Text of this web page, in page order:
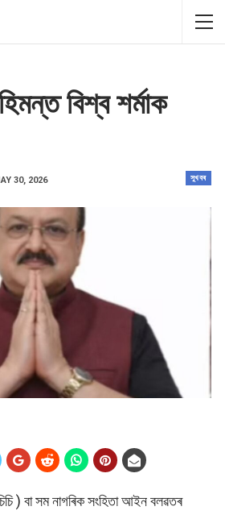
বিশ্ব শর্মাক
সুখবৰ
30, 2026
) বা সম নাগৰিক সংহিতা আইন বলৱতৰ